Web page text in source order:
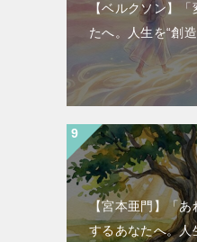
【ベルクソン】
たへ。人生を“創
【宮本亜門】「あ
するあなたへ。人